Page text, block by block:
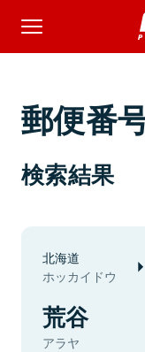
郵便番
検索結果
北海道
ホッカイドウ
荒谷
アラヤ